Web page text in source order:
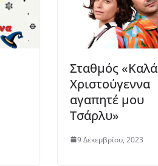
Σταθμός «Καλά
Χριστούγεννα
αγαπητέ μου
Τσάρλυ»
9 Δεκεμβρίου, 2023